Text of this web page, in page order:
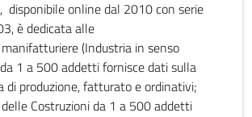
disponibile online dal 2010 con serie
è dedicata alle
(Industria in senso
1 a 500 addetti fornisce dati sulla
di produzione, fatturato e ordinativi;
Costruzioni da 1 a 500 addetti